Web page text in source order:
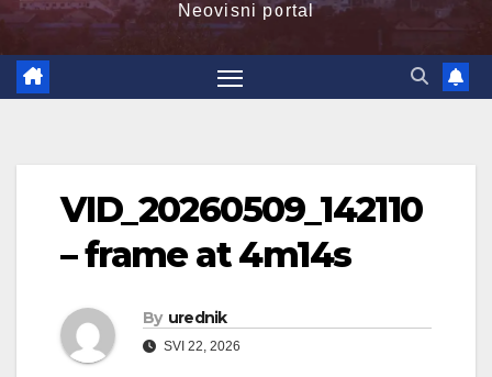
Neovisni portal
VID_20260509_142110
– frame at 4m14s
By urednik
SVI 22, 2026